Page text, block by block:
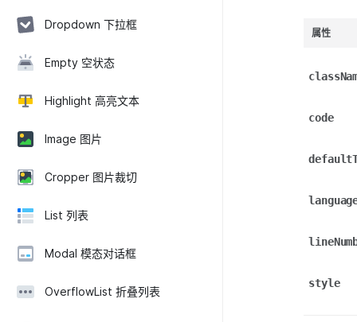
Dropdown 下拉框
Empty 空状态
Highlight 高亮文本
Image 图片
Cropper 图片裁切
List 列表
Modal 模态对话框
OverflowList 折叠列表
属性
code
style